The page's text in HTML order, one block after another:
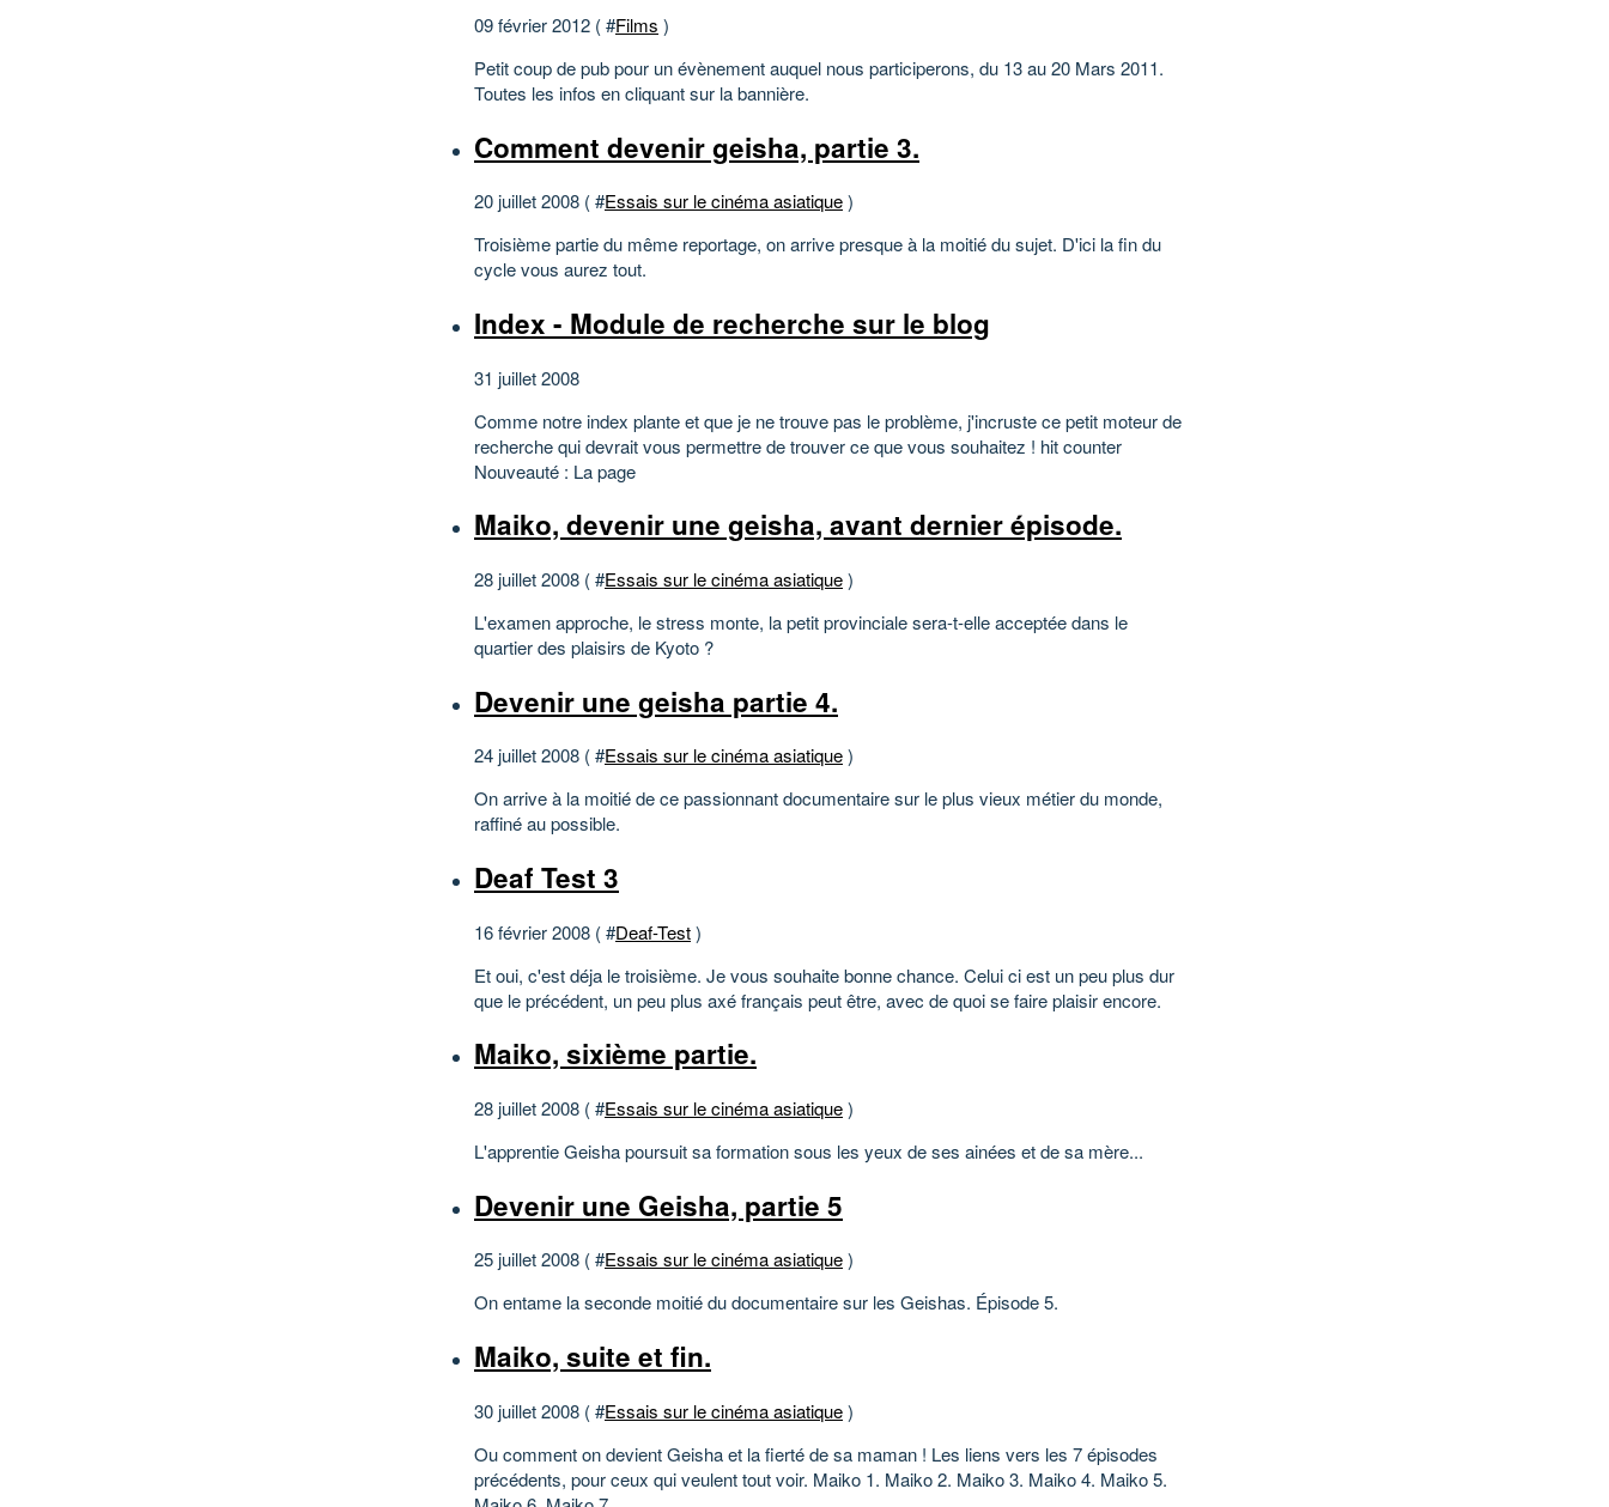
09 février 2012 ( #Films )
Petit coup de pub pour un évènement auquel nous participerons, du 13 au 20 Mars 2011.
Toutes les infos en cliquant sur la bannière.
Comment devenir geisha, partie 3.
20 juillet 2008 ( #Essais sur le cinéma asiatique)
Troisième partie du même reportage, on arrive presque à la moitié du sujet. D'ici la fin du
cycle vous aurez tout.
Index - Module de recherche sur le blog
31 juillet 2008
Comme notre index plante et que je ne trouve pas le problème, j'incruste ce petit moteur de
recherche qui devrait vous permettre de trouver ce que vous souhaitez ! hit counter
Nouveauté : La page
Maiko, devenir une geisha, avant dernier épisode.
28 juillet 2008 ( #Essais sur le cinéma asiatique)
L'examen approche, le stress monte, la petit provinciale sera-t-elle acceptée dans le
quartier des plaisirs de Kyoto ?
Devenir une geisha partie 4.
24 juillet 2008 ( #Essais sur le cinéma asiatique)
On arrive à la moitié de ce passionnant documentaire sur le plus vieux métier du monde,
raffiné au possible.
Deaf Test 3
16 février 2008 ( #Deaf-Test)
Et oui, c'est déja le troisième. Je vous souhaite bonne chance. Celui ci est un peu plus dur
que le précédent, un peu plus axé français peut être, avec de quoi se faire plaisir encore.
Maiko, sixième partie.
28 juillet 2008 ( #Essais sur le cinéma asiatique)
L'apprentie Geisha poursuit sa formation sous les yeux de ses ainées et de sa mère...
Devenir une Geisha, partie 5
25 juillet 2008 ( #Essais sur le cinéma asiatique)
On entame la seconde moitié du documentaire sur les Geishas. Épisode 5.
Maiko, suite et fin.
30 juillet 2008 ( #Essais sur le cinéma asiatique)
Ou comment on devient Geisha et la fierté de sa maman ! Les liens vers les 7 épisodes
précédents, pour ceux qui veulent tout voir. Maiko 1. Maiko 2. Maiko 3. Maiko 4. Maiko 5.